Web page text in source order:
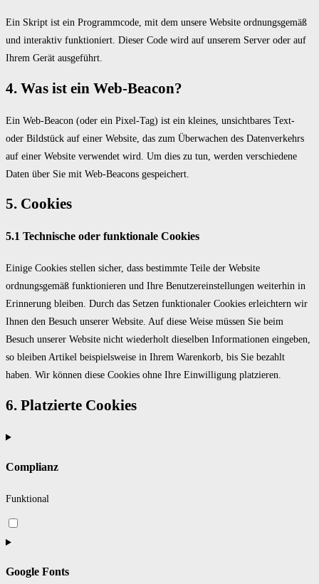
Ein Skript ist ein Programmcode, mit dem unsere Website ordnungsgemäß
und interaktiv funktioniert. Dieser Code wird auf unserem Server oder auf
Ihrem Gerät ausgeführt.
4. Was ist ein Web-Beacon?
Ein Web-Beacon (oder ein Pixel-Tag) ist ein kleines, unsichtbares Text-
oder Bildstück auf einer Website, das zum Überwachen des Datenverkehrs
auf einer Website verwendet wird. Um dies zu tun, werden verschiedene
Daten über Sie mit Web-Beacons gespeichert.
5. Cookies
5.1 Technische oder funktionale Cookies
Einige Cookies stellen sicher, dass bestimmte Teile der Website
ordnungsgemäß funktionieren und Ihre Benutzereinstellungen weiterhin in
Erinnerung bleiben. Durch das Setzen funktionaler Cookies erleichtern wir
Ihnen den Besuch unserer Website. Auf diese Weise müssen Sie beim
Besuch unserer Website nicht wiederholt dieselben Informationen eingeben,
so bleiben Artikel beispielsweise in Ihrem Warenkorb, bis Sie bezahlt
haben. Wir können diese Cookies ohne Ihre Einwilligung platzieren.
6. Platzierte Cookies
Complianz
Funktional
Consent
to
complianz
Google Fonts